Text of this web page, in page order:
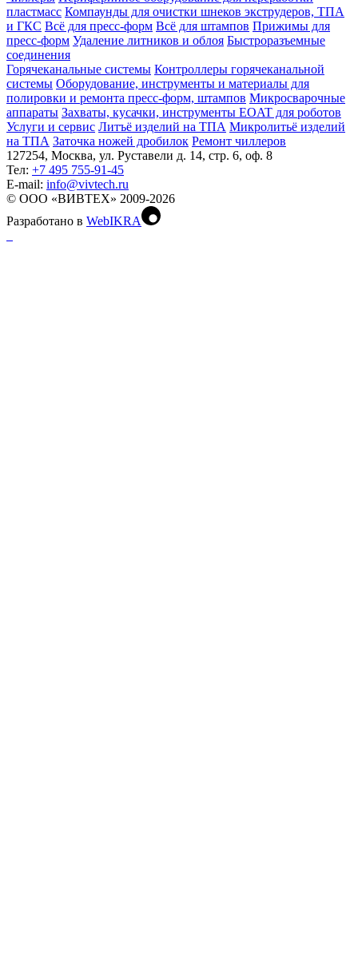
пластмасс Компаунды для очистки шнеков экструдеров, ТПА
и ГКС Всё для пресс-форм Всё для штампов Прижимы для
пресс-форм Удаление литников и облоя Быстроразъемные
соединения
Горячеканальные системы Контроллеры горячеканальной
системы Оборудование, инструменты и материалы для
полировки и ремонта пресс-форм, штампов Микросварочные
аппараты Захваты, кусачки, инструменты EOAT для роботов
Услуги и сервис Литъё изделий на ТПА Микролитьё изделий
на ТПА Заточка ножей дробилок Ремонт чиллеров
127254, Москва, ул. Руставели д. 14, стр. 6, оф. 8
Тел: +7 495 755-91-45
Е-mail: info@vivtech.ru
© ООО «ВИВТЕХ» 2009-2026
Разработано в WebIKRA